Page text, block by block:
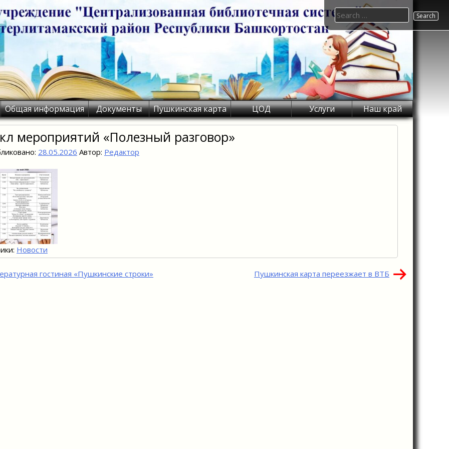
Общая информация Документы Пушкинская карта ЦОД Услуги Наш край
Search
for:
мероприятий «Полезный разговор»
28.05.2026 Автор: Редактор
Новости
гостиная «Пушкинские строки» Пушкинская карта переезжает в ВТБ